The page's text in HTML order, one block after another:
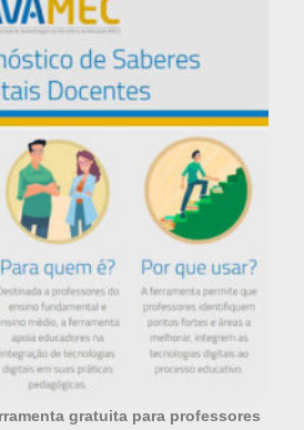
gratuita para professores